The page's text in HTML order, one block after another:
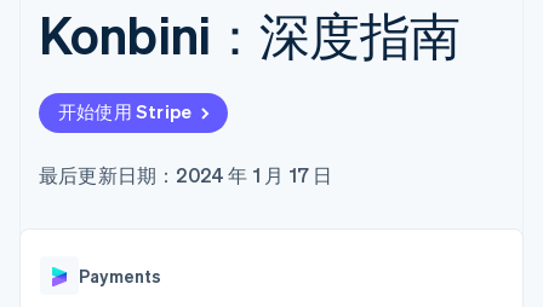
在线支付
Payment links
Checkout
预构建支付界
Elements
灵活的 UI 组件
支持 125 种以
Terminal
经常性收入
Metronome
按用量计费
订阅管理
一次性或定期
账单
销售税和增值
Global
Payouts
按应用场景
加密货币
电子商务
财务自动化
库与 SDK
Stripe Apps
指南
接受线上付款
构建平台或交易市场
指南
支持
获取支持
托管支持方案
Konbini：深度指南
开始使用 Stripe
最后更新日期：2024 年 1 月 17 日
Payments